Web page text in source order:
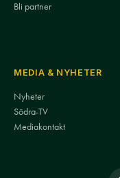
Bli partner
MEDIA & NYHETER
Nyheter
Södra-TV
Mediakontakt